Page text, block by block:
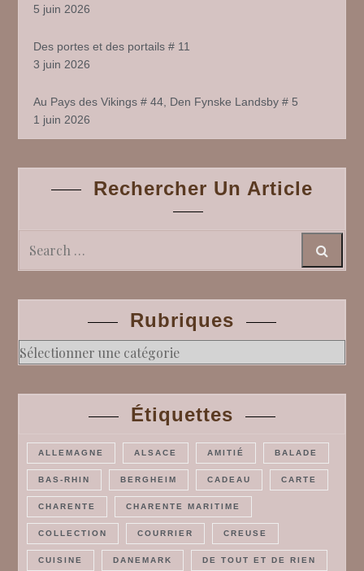
5 juin 2026
Des portes et des portails # 11
3 juin 2026
Au Pays des Vikings # 44, Den Fynske Landsby # 5
1 juin 2026
Rechercher Un Article
Rubriques
Rubriques
Étiquettes
ALLEMAGNE ALSACE AMITIÉ BALADE
BAS-RHIN BERGHEIM CADEAU CARTE
CHARENTE CHARENTE MARITIME
COLLECTION COURRIER CREUSE
CUISINE DANEMARK DE TOUT ET DE RIEN